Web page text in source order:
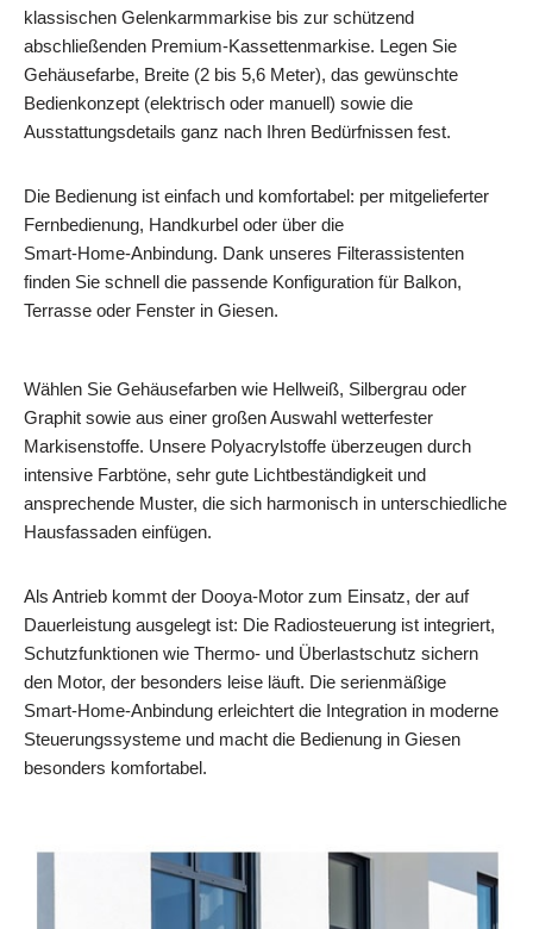
klassischen Gelenkarmmarkise bis zur schützend
abschließenden Premium-Kassettenmarkise. Legen Sie
Gehäusefarbe, Breite (2 bis 5,6 Meter), das gewünschte
Bedienkonzept (elektrisch oder manuell) sowie die
Ausstattungsdetails ganz nach Ihren Bedürfnissen fest.
Die Bedienung ist einfach und komfortabel: per mitgelieferter
Fernbedienung, Handkurbel oder über die
Smart‑Home‑Anbindung. Dank unseres Filterassistenten
finden Sie schnell die passende Konfiguration für Balkon,
Terrasse oder Fenster in Giesen.
Wählen Sie Gehäusefarben wie Hellweiß, Silbergrau oder
Graphit sowie aus einer großen Auswahl wetterfester
Markisenstoffe. Unsere Polyacrylstoffe überzeugen durch
intensive Farbtöne, sehr gute Lichtbeständigkeit und
ansprechende Muster, die sich harmonisch in unterschiedliche
Hausfassaden einfügen.
Als Antrieb kommt der Dooya‑Motor zum Einsatz, der auf
Dauerleistung ausgelegt ist: Die Radiosteuerung ist integriert,
Schutzfunktionen wie Thermo‑ und Überlastschutz sichern
den Motor, der besonders leise läuft. Die serienmäßige
Smart‑Home‑Anbindung erleichtert die Integration in moderne
Steuerungssysteme und macht die Bedienung in Giesen
besonders komfortabel.